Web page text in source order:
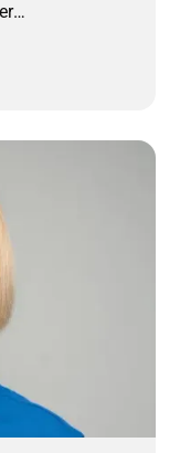
in till fest